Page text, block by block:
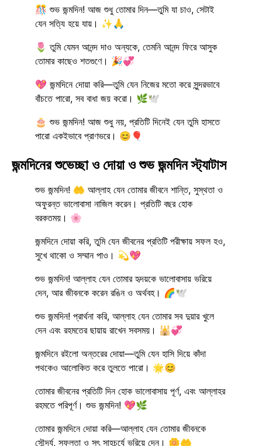
🎊 শুভ জন্মদিন! আজ শুধু তোমার দিন—তুমি যা চাও, সেটাই
যেন সত্যি হয়ে যায়। ✨🙏
🌷 তুমি যেমন আনন্দ দাও অন্যকে, তেমনি আনন্দ ফিরে আসুক
তোমার কাছেও শতগুণে। 🎉💞
💖 জন্মদিনে দোয়া করি—তুমি যেন নিজের মতো করে সুন্দরভাবে
বাঁচতে পারো, সব বাধা জয় করো। 🌿🕊️
🎂 শুভ জন্মদিন! আজ শুধু নয়, প্রতিটি দিনেই যেন তুমি হাসতে
পারো একইভাবে প্রাণভরে। 😊🎈
জন্মদিনের শুভেচ্ছা ও দোয়া ও শুভ জন্মদিন স্ট্যাটাস
শুভ জন্মদিন! 🤲 আল্লাহ যেন তোমার জীবনে শান্তি, সুস্থতা ও
অফুরন্ত ভালোবাসা নাজিল করেন। প্রতিটি বছর হোক
বরকতময়। 🌸
জন্মদিনে দোয়া করি, তুমি যেন জীবনের প্রতিটি পরীক্ষায় সফল হও,
সুখে থাকো ও সম্মান পাও। 💫💖
শুভ জন্মদিন! আল্লাহ যেন তোমার হৃদয়কে ভালোবাসায় ভরিয়ে
দেন, আর জীবনকে করেন রঙিন ও অর্থবহ। 🌈🕊️
শুভ জন্মদিন! প্রার্থনা করি, আল্লাহ যেন তোমার সব দুয়ার খুলে
দেন এবং রহমতের ছায়ায় রাখেন সবসময়। 🕌💞
জন্মদিনে রইলো অন্তরের দোয়া—তুমি যেন হাসি দিয়ে কাঁদা
পথকেও আলোকিত করে তুলতে পারো। 🌟😊
তোমার জীবনের প্রতিটি দিন হোক ভালোবাসায় পূর্ণ, এবং আল্লাহর
রহমতে পরিপূর্ণ। শুভ জন্মদিন! 💖🌿
তোমার জন্মদিনে দোয়া করি—আল্লাহ যেন তোমার জীবনকে
সৌন্দর্য, সফলতা ও সৎ সাহচর্যে ভরিয়ে দেন। 🌼🤲